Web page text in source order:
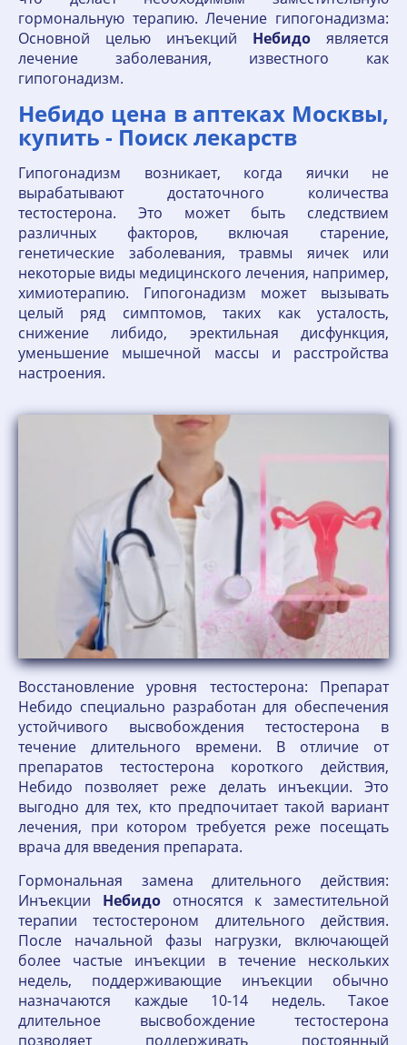
гормональную терапию. Лечение гипогонадизма:
Основной целью инъекций Небидо является
лечение заболевания, известного как
гипогонадизм.
Небидо цена в аптеках Москвы,
купить - Поиск лекарств
Гипогонадизм возникает, когда яички не
вырабатывают достаточного количества
тестостерона. Это может быть следствием
различных факторов, включая старение,
генетические заболевания, травмы яичек или
некоторые виды медицинского лечения, например,
химиотерапию. Гипогонадизм может вызывать
целый ряд симптомов, таких как усталость,
снижение либидо, эректильная дисфункция,
уменьшение мышечной массы и расстройства
настроения.
Восстановление уровня тестостерона: Препарат
Небидо специально разработан для обеспечения
устойчивого высвобождения тестостерона в
течение длительного времени. В отличие от
препаратов тестостерона короткого действия,
Небидо позволяет реже делать инъекции. Это
выгодно для тех, кто предпочитает такой вариант
лечения, при котором требуется реже посещать
врача для введения препарата.
Гормональная замена длительного действия:
Инъекции Небидоотносятся к заместительной
терапии тестостероном длительного действия.
После начальной фазы нагрузки, включающей
более частые инъекции в течение нескольких
недель, поддерживающие инъекции обычно
назначаются каждые 10-14 недель. Такое
длительное высвобождение тестостерона
позволяет поддерживать постоянный